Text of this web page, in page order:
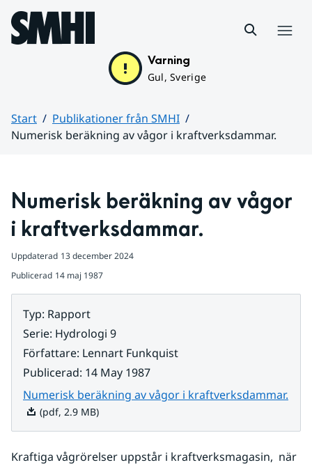
Hoppa till sidans innehåll
Varning
Gul, Sverige
Start
Publikationer från SMHI
Numerisk beräkning av vågor i kraftverksdammar.
Numerisk beräkning av vågor
i kraftverksdammar.
Uppdaterad 13 december 2024
Publicerad 14 maj 1987
Typ: Rapport
Serie: Hydrologi 9
Författare: Lennart Funkquist
Publicerad: 14 May 1987
Numerisk beräkning av vågor i kraftverksdammar.
(pdf, 2.9 MB)
Kraftiga vågrörelser uppstår i kraftverksmagasin,  när